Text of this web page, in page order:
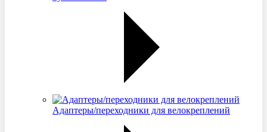
Адаптеры/переходники для велокреплений